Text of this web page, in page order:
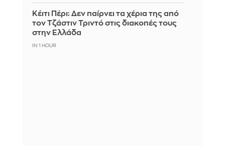
Κέιτι Πέρι: Δεν παίρνει τα χέρια της από
τον Τζάστιν Τριντό στις διακοπές τους
στην Ελλάδα
IN 1 HOUR